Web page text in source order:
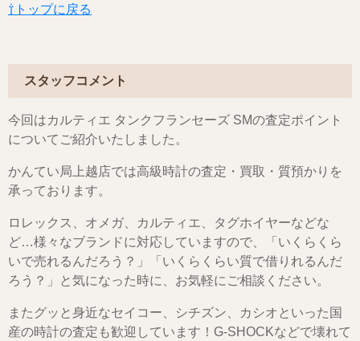
⇧トップに戻る
スタッフコメント
今回はカルティエ タンクフランセーズ SMの査定ポイント
についてご紹介いたしました。
かんてい局上越店では高級時計の査定・買取・質預かりを
承っております。
ロレックス、オメガ、カルティエ、タグホイヤーなどな
ど…様々なブランドに対応していますので、「いくらくら
いで売れるんだろう？」「いくらくらい質で借りれるんだ
ろう？」と気になった時に、お気軽にご相談ください。
またグッと身近なセイコー、シチズン、カシオといった国
産の時計の査定も歓迎しています！G-SHOCKなどで壊れて